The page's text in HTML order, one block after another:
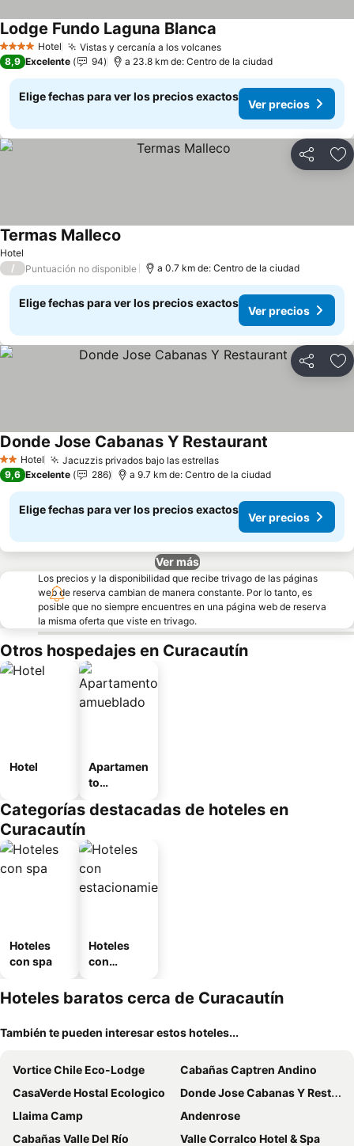
4 EstrellasHotel Vistas y cercanía a los volcanesVer precios
Lodge Fundo Laguna Blanca
8,9 Excelente 94 a 23.8 km de: Centro de la ciudad
Elige fechas para ver los precios exactos
Ver precios
Compartir
Hotel
Termas Malleco
/ Puntuación no disponible a 0.7 km de: Centro de la ciudad
Elige fechas para ver los precios exactos
Ver precios
Compartir
2 Estrellas
Hotel Jacuzzis privados bajo las estrellasVer precios
Donde Jose Cabanas Y Restaurant
9,6 Excelente 286 a 9.7 km de: Centro de la ciudad
Elige fechas para ver los precios exactos
Ver precios
Ver más
Los precios y la disponibilidad que recibe trivago de las páginas
web de reserva cambian de manera constante. Por lo tanto, es
posible que no siempre encuentres en una página web de reserva
la misma oferta que viste en trivago.
Otros hospedajes en Curacautín
Hotel
Apartamen
to
o
Categorías destacadas de hoteles en
Curacautín
Hoteles
con spa
Hoteles
con
miento
Hoteles baratos cerca de Curacautín
También te pueden interesar estos hoteles...
Vortice Chile Eco-Lodge
Cabañas Captren Andino
CasaVerde Hostal Ecologico
Donde Jose Cabanas Y Restaurant
Llaima Camp
Andenrose
Cabañas Valle Del Río
Valle Corralco Hotel & Spa